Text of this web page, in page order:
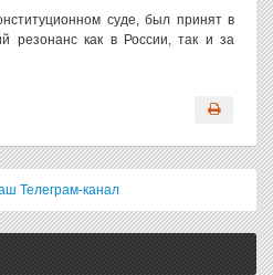
суде, был принят в
резонанс как в России, так и за
Телеграм-канал